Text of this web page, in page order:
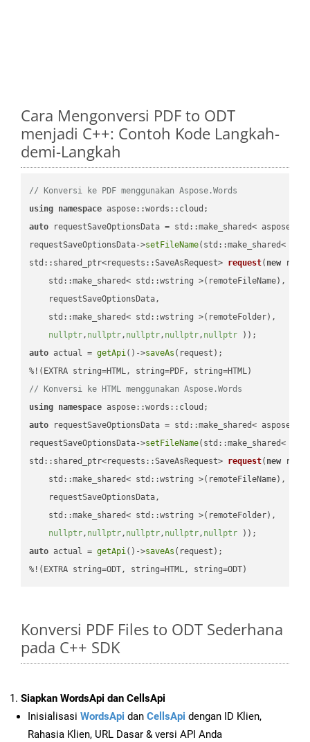
Cara Mengonversi PDF to ODT
menjadi C++: Contoh Kode Langkah-
demi-Langkah
// Konversi ke PDF menggunakan Aspose.Words
using namespace
auto requestSaveOptionsData = std::make_shared<
requestSaveOptionsData->setFileName(std::make_shared<
std::shared_ptr<requests::SaveAsRequest> request( new
    std::make_shared< std::wstring >(remoteFileName),
    requestSaveOptionsData,
    std::make_shared< std::wstring >(remoteFolder),
nullptr, nullptr, nullptr, nullptr, nullptr ))
auto actual = getApi()->saveAs (request);
// Konversi ke HTML menggunakan Aspose.Words
using namespace
auto requestSaveOptionsData = std::make_shared<
requestSaveOptionsData->setFileName(std::make_shared<
std::shared_ptr<requests::SaveAsRequest> request( new
    std::make_shared< std::wstring >(remoteFileName),
    requestSaveOptionsData,
    std::make_shared< std::wstring >(remoteFolder),
nullptr, nullptr, nullptr, nullptr, nullptr ))
auto actual = getApi()->saveAs (request);
%!(EXTRA string=ODT, string=HTML, string=ODT)
Konversi PDF Files to ODT Sederhana
pada C++ SDK
Siapkan WordsApi dan CellsApi
Inisialisasi WordsApi dan CellsApi dengan ID Klien,
Rahasia Klien, URL Dasar & versi API Anda